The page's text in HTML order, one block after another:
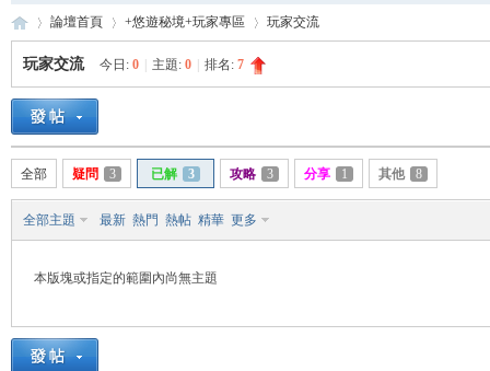
悠
»
論壇首頁 +悠遊秘境+玩家專區 玩家交流
玩家交流 今日: 0 主題: 0 排名: 7
全部 疑問 3 已解 3 攻略 3 分享 1 其他 8
全部主題 最新 熱門 熱帖 精華 更多
本版塊或指定的範圍內尚無主題